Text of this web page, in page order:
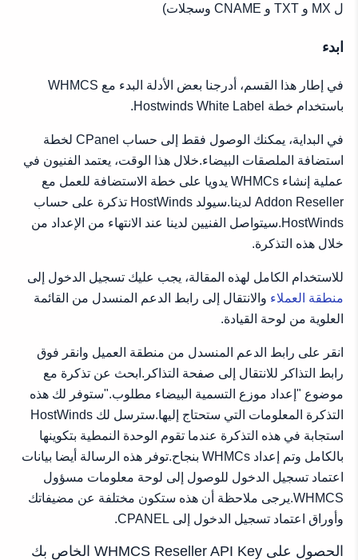
ل MX و TXT و CNAME وسجلات)
ابدء
في إطار هذا القسم، أدرجنا بعض الأدلة البدء مع WHMCS
باستخدام خطة Hostwinds White Label.
في البداية، يمكنك الوصول فقط إلى حساب CPanel لخطة
استضافة الملصقات البيضاء.خلال هذا الوقت، يعتمد الفنيون في
عملية إنشاء WHMCs يدويا على خطة الاستضافة للعمل مع
Addon Reseller لدينا.سيولد HostWinds تذكرة على حساب
HostWinds.سيتواصل الفنيين لدينا عند الانتهاء من الإعداد من
خلال هذه التذكرة.
للاستخدام الكامل لهذه المقالة، يجب عليك تسجيل الدخول إلى
منطقة العملاء والانتقال إلى رابط الدعم المنسدل من القائمة
العلوية من لوحة القيادة.
انقر على رابط الدعم المنسدل من منطقة العميل وانقر فوق
رابط التذاكر للانتقال إلى صفحة التذاكر.ابحث عن تذكرة مع
موضوع "إعداد موزع التسمية البيضاء مطلوب."ستوفر لك هذه
التذكرة المعلومات التي ستحتاج إليها.سترسل لك HostWinds
استجابة في هذه التذكرة عندما تقوم الوحدة النمطية بتكوينها
بالكامل وتم إعداد WHMCs بنجاح.توفر هذه الرسالة أيضا بيانات
اعتماد تسجيل الدخول للوصول إلى لوحة معلومات مسؤول
WHMCS.يرجى ملاحظة أن هذه ستكون مختلفة عن مضيفاتك
وأوراق اعتماد تسجيل الدخول إلى CPANEL.
الحصول على WHMCS Reseller API Key الخاص بك